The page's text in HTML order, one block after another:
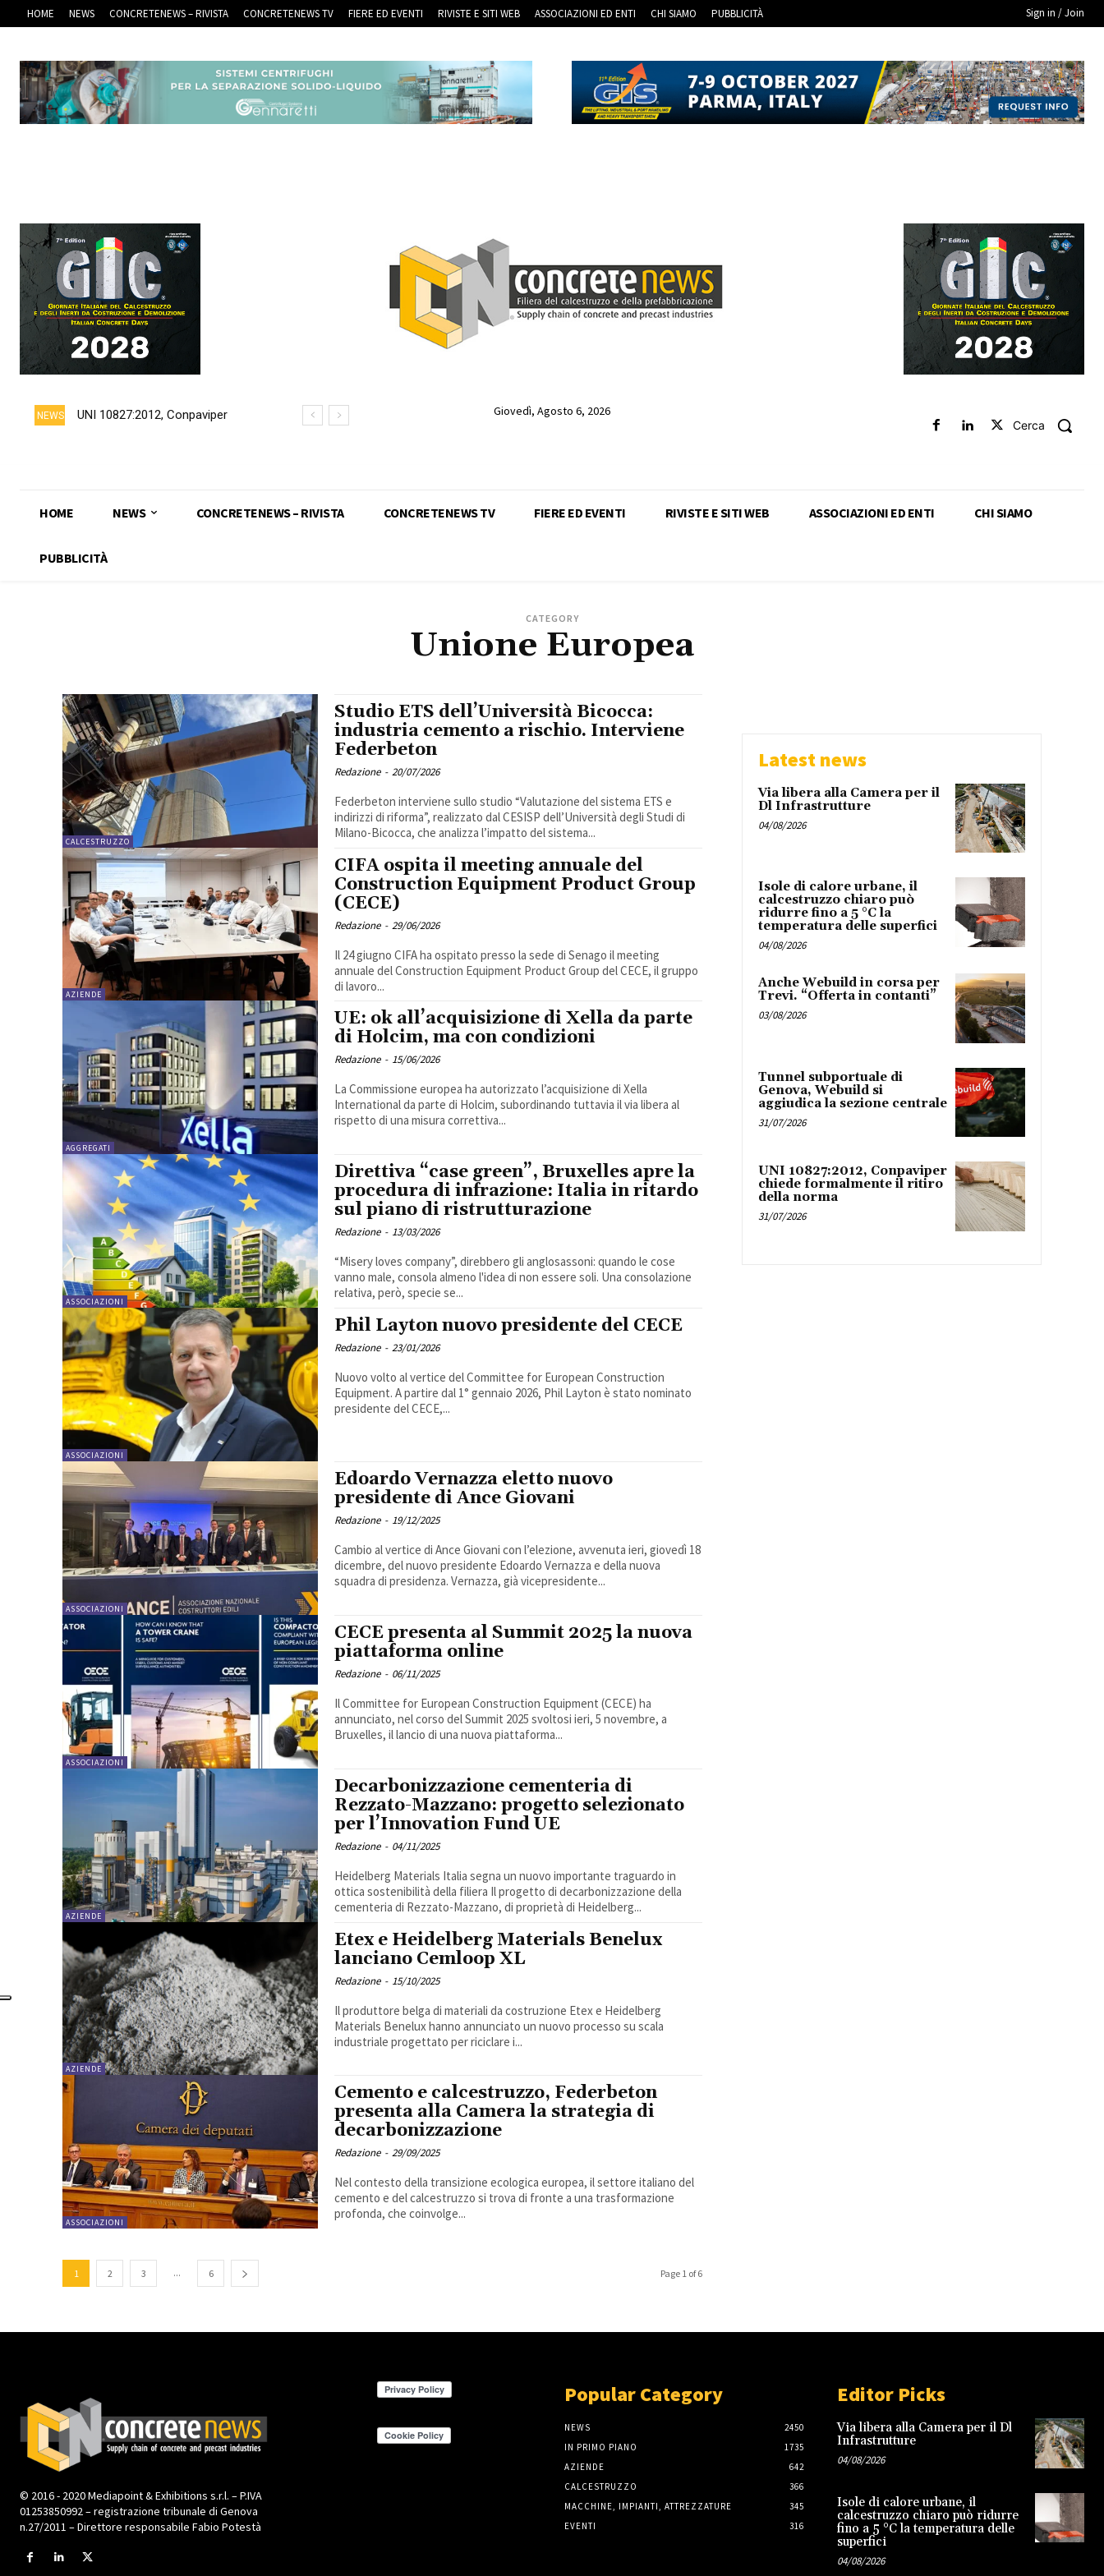
HOME NEWS CONCRETENEWS – RIVISTA CONCRETENEWS TV FIERE ED EVENTI RIVISTE E SITI WEB ASSOCIAZIONI ED ENTI CHI SIAMO PUBBLICITÀ Sign in / Join
NEWS
UNI 10827:2012, Conpaviper
Giovedì, Agosto 6, 2026
Cerca
HOME NEWS CONCRETENEWS – RIVISTA CONCRETENEWS TV FIERE ED EVENTI RIVISTE E SITI WEB ASSOCIAZIONI ED ENTI CHI SIAMO
PUBBLICITÀ
CATEGORY
Unione Europea
CALCESTRUZZO
Studio ETS dell’Università Bicocca:
industria cemento a rischio. Interviene
Federbeton
Redazione - 20/07/2026
Federbeton interviene sullo studio “Valutazione del sistema ETS e
indirizzi di riforma”, realizzato dal CESISP dell’Università degli Studi di
Milano-Bicocca, che analizza l’impatto del sistema...
AZIENDE
CIFA ospita il meeting annuale del
Construction Equipment Product Group
(CECE)
Redazione - 29/06/2026
Il 24 giugno CIFA ha ospitato presso la sede di Senago il meeting
annuale del Construction Equipment Product Group del CECE, il gruppo
di lavoro...
AGGREGATI
UE: ok all’acquisizione di Xella da parte
di Holcim, ma con condizioni
Redazione - 15/06/2026
La Commissione europea ha autorizzato l’acquisizione di Xella
International da parte di Holcim, subordinando tuttavia il via libera al
rispetto di una misura correttiva...
ASSOCIAZIONI
Direttiva “case green”, Bruxelles apre la
procedura di infrazione: Italia in ritardo
sul piano di ristrutturazione
Redazione - 13/03/2026
“Misery loves company”, direbbero gli anglosassoni: quando le cose
vanno male, consola almeno l'idea di non essere soli. Una consolazione
relativa, però, specie se...
ASSOCIAZIONI
Phil Layton nuovo presidente del CECE
Redazione - 23/01/2026
Nuovo volto al vertice del Committee for European Construction
Equipment. A partire dal 1° gennaio 2026, Phil Layton è stato nominato
presidente del CECE,...
ASSOCIAZIONI
Edoardo Vernazza eletto nuovo
presidente di Ance Giovani
Redazione - 19/12/2025
Cambio al vertice di Ance Giovani con l’elezione, avvenuta ieri, giovedì 18
dicembre, del nuovo presidente Edoardo Vernazza e della nuova
squadra di presidenza. Vernazza, già vicepresidente...
ASSOCIAZIONI
CECE presenta al Summit 2025 la nuova
piattaforma online
Redazione - 06/11/2025
Il Committee for European Construction Equipment (CECE) ha
annunciato, nel corso del Summit 2025 svoltosi ieri, 5 novembre, a
Bruxelles, il lancio di una nuova piattaforma...
AZIENDE
Decarbonizzazione cementeria di
Rezzato-Mazzano: progetto selezionato
per l’Innovation Fund UE
Redazione - 04/11/2025
Heidelberg Materials Italia segna un nuovo importante traguardo in
ottica sostenibilità della filiera Il progetto di decarbonizzazione della
cementeria di Rezzato-Mazzano, di proprietà di Heidelberg...
AZIENDE
Etex e Heidelberg Materials Benelux
lanciano Cemloop XL
Redazione - 15/10/2025
Il produttore belga di materiali da costruzione Etex e Heidelberg
Materials Benelux hanno annunciato un nuovo processo su scala
industriale progettato per riciclare i...
ASSOCIAZIONI
Cemento e calcestruzzo, Federbeton
presenta alla Camera la strategia di
decarbonizzazione
Redazione - 29/09/2025
Nel contesto della transizione ecologica europea, il settore italiano del
cemento e del calcestruzzo si trova di fronte a una trasformazione
profonda, che coinvolge...
1 2 3 ... 6 Page 1 of 6
Latest news
Via libera alla Camera per il
Dl Infrastrutture
04/08/2026
Isole di calore urbane, il
calcestruzzo chiaro può
ridurre fino a 5 °C la
temperatura delle superfici
04/08/2026
Anche Webuild in corsa per
Trevi. “Offerta in contanti”
03/08/2026
Tunnel subportuale di
Genova, Webuild si
aggiudica la sezione centrale
31/07/2026
UNI 10827:2012, Conpaviper
chiede formalmente il ritiro
della norma
31/07/2026
© 2016 - 2020 Mediapoint & Exhibitions s.r.l. – P.IVA
01253850992 – registrazione tribunale di Genova
n.27/2011 – Direttore responsabile Fabio Potestà
Popular Category
NEWS
2450
IN PRIMO PIANO
1735
AZIENDE
642
CALCESTRUZZO
366
MACCHINE, IMPIANTI, ATTREZZATURE
345
EVENTI
316
Editor Picks
Via libera alla Camera per il Dl
Infrastrutture
04/08/2026
Isole di calore urbane, il
calcestruzzo chiaro può ridurre
fino a 5 °C la temperatura delle
superfici
04/08/2026